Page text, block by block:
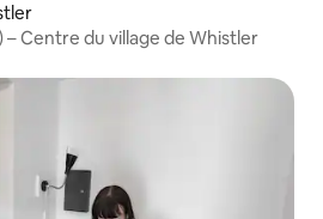
– Centre du village de Whistler